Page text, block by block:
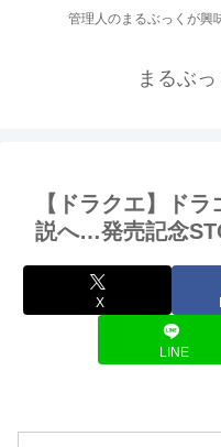
管理人のまるぶっくが興
まるぶ
【ドラクエ】ド
説へ…発売記念
X
LINE